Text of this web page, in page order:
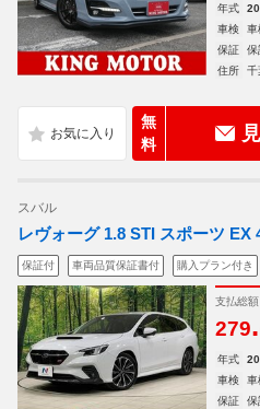
年式
車検
車
保証
保
住所
千
無
料
スバル
レヴォーグ 1.8 STI スポーツ EX
保証付 車両品質保証書付 購入プラン付き
支払総額
279.
年式
車検
車
保証
保